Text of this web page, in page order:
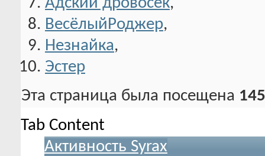
ВесёлыйРоджер,
Нeзнайка,
Эстер
Эта страница была посещена
Tab Content
Активность Syrax